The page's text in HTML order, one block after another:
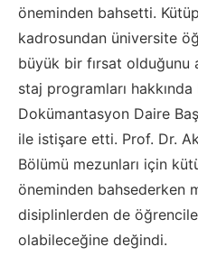
öneminden bahsetti.
kadrosundan üniversite
büyük bir fırsat olduğunu
staj programları
Dokümantasyon Daire
ile istişare etti. Prof. Dr.
Bölümü mezunları için
öneminden bahsederken
disiplinlerden de
olabileceğine değindi.